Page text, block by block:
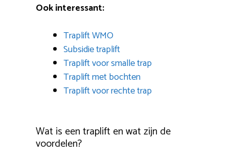
Ook interessant:
Traplift WMO
Subsidie traplift
Traplift voor smalle trap
Traplift met bochten
Traplift voor rechte trap
Wat is een traplift en wat zijn de
voordelen?